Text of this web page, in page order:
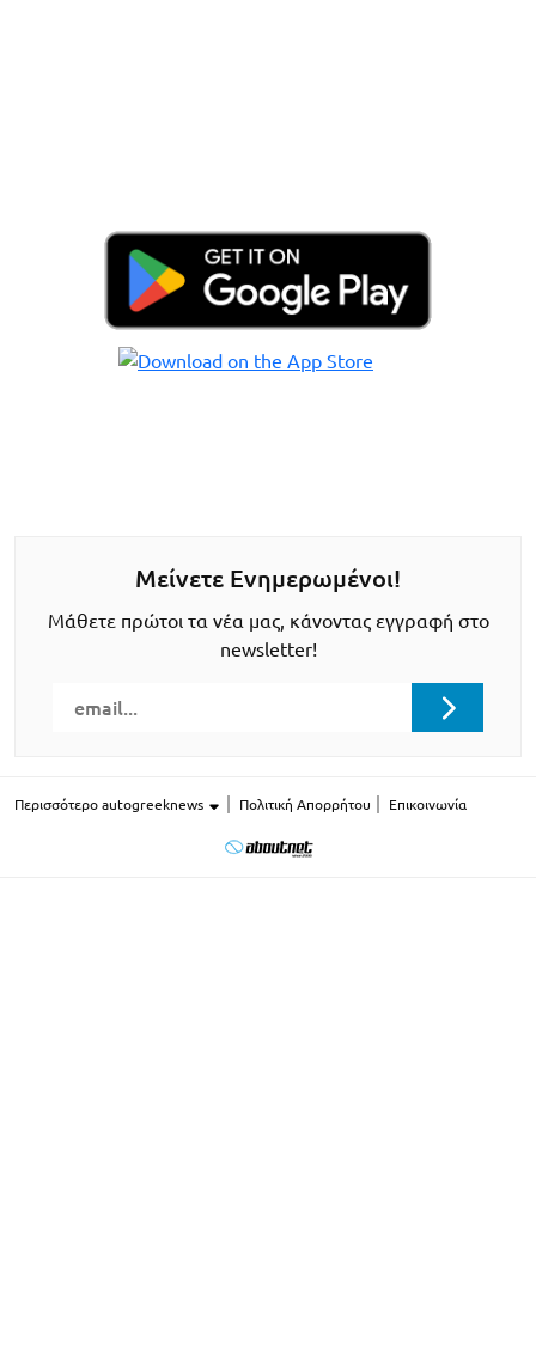
Μείνετε Ενημερωμένοι!
Μάθετε πρώτοι τα νέα μας, κάνοντας εγγραφή στο
newsletter!
Περισσότερο autogreeknews Πολιτική Απορρήτου Επικοινωνία